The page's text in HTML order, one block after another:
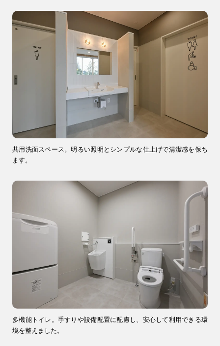
共用洗面スペース。明るい照明とシンプルな仕上げで清潔感を保ち
ます。
多機能トイレ。手すりや設備配置に配慮し、安心して利用できる環
境を整えました。